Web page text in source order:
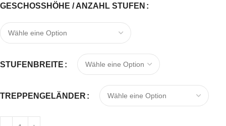
GESCHOSSHÖHE / ANZAHL STUFEN
STUFENBREITE
TREPPENGELÄNDER